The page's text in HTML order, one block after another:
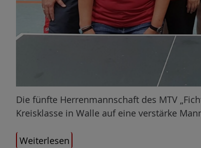
Die fünfte Herrenmannschaft des MTV
Kreisklasse in Walle auf eine verstärke
Weiterlesen